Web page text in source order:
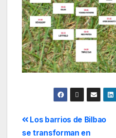
Los barrios de Bilbao
se transforman en